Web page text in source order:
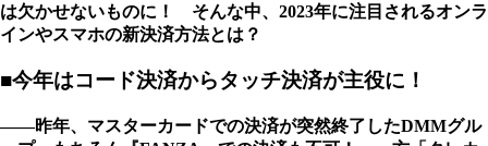
は欠かせないものに！ そんな中、2023年に注目されるオンラ
インやスマホの新決済方法とは？
■今年はコード決済からタッチ決済が主役に！
――昨年、マスターカードでの決済が突然終了したDMMグル